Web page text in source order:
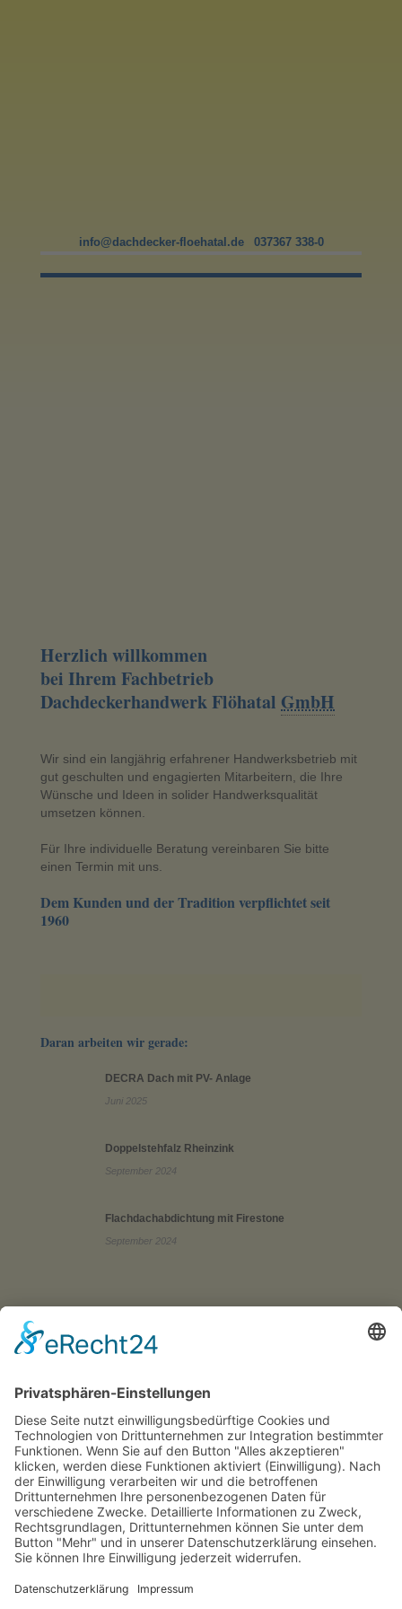
info@dachdecker-floehatal.de 037367 338-0
Herzlich willkommen
bei Ihrem Fachbetrieb
Dachdeckerhandwerk Flöhatal GmbH
Wir sind ein langjährig erfahrener Handwerksbetrieb mit
gut geschulten und engagierten Mitarbeitern, die Ihre
Wünsche und Ideen in solider Handwerksqualität
umsetzen können.
Für Ihre individuelle Beratung vereinbaren Sie bitte
einen Termin mit uns.
Dem Kunden und der Tradition verpflichtet seit
1960
Daran arbeiten wir gerade:
DECRA Dach mit PV- Anlage
Juni 2025
Doppelstehfalz Rheinzink
September 2024
Flachdachabdichtung mit Firestone
September 2024
Kontakt
Fischereiweg 42
09509 Pockau - Lengefeld
Telefon: 037367 338-0
Telefax:037367 338-19
E-Mail:info@dachdecker-floehatal.de
Leistungen
Neubau/ Altbau Dacharbeiten,
Aufdachdämmung vom Profi,